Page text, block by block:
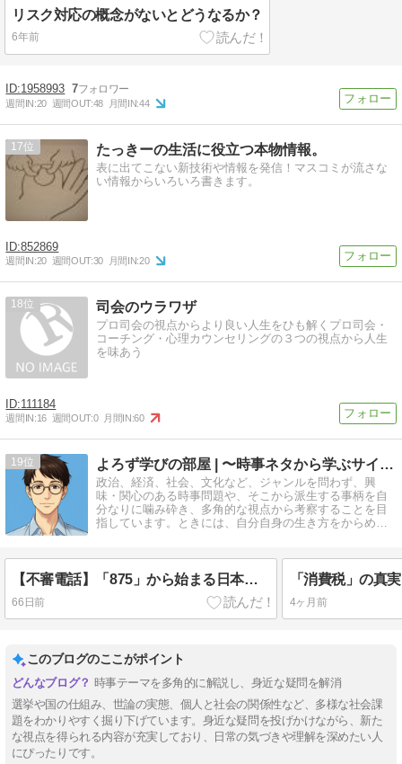
リスク対応の概念がないとどうなるか？
6年前
1958993 7
週間IN:20 週間OUT:48 月間IN:44
17 たっきーの生活に役立つ本物情報。
表に出てこない新技術や情報を発信！マスコミが流さな
い情報からいろいろ書きます。
852869
週間IN:20 週間OUT:30 月間IN:20
18 司会のウラワザ
プロ司会の視点からより良い人生をひも解くプロ司会・
コーチング・心理カウンセリングの３つの視点から人生
を味あう
111184
週間IN:16 週間OUT:0 月間IN:60
19 よろず学びの部屋 | 〜時事ネタから学ぶサイト〜
政治、経済、社会、文化など、ジャンルを問わず、興
味・関心のある時事問題や、そこから派生する事柄を自
分なりに噛み砕き、多角的な視点から考察することを目
指しています。ときには、自分自身の生き方をからめな
【不審電話】「875」から始まる日本郵便の自動音声にだまされない！｜メッセージの正体と正しい対策を学ぶ
66日前 4ヶ月前
このブログのここがポイント
時事テーマを多角的に解説し、身近な疑問を解消
選挙や国の仕組み、世論の実態、個人と社会の関係性など、多様な社会課
題をわかりやすく掘り下げています。身近な疑問を投げかけながら、新た
な視点を得られる内容が充実しており、日常の気づきや理解を深めたい人
にぴったりです。